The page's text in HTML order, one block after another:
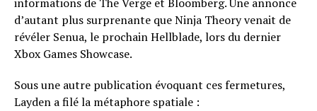
d’autant plus surprenante que Ninja Theory venait de
révéler Senua, le prochain Hellblade, lors du dernier
Xbox Games Showcase.
Sous une autre publication évoquant ces fermetures,
Layden a filé la métaphore spatiale :